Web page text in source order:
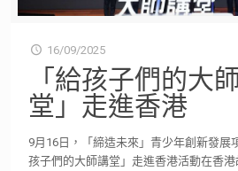
16/09/2025
「給孩子們的大
堂」走進香港
9月16日，「締造未來」青少年創新發展
孩子們的大師講堂」走進香港活動在香